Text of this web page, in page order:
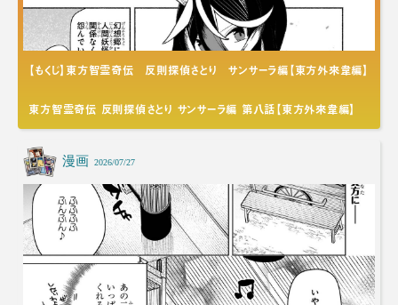
【もくじ】東方智霊奇伝 反則探偵さとり サンサーラ編【東方外來韋編】
東方智霊奇伝 反則探偵さとり サンサーラ編 第八話【東方外來韋編】
漫画 2026/07/27